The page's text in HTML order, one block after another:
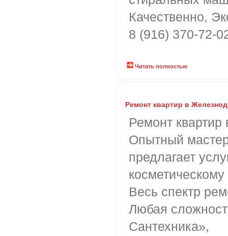
Качественно,
8 (916) 370-72-
Читать полностью
Ремонт квартир в
Ремонт
Опытный
предлагает
Весь спектр
Любая
Сантехника»,